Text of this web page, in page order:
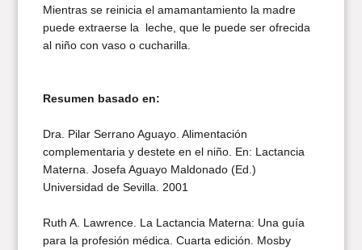
Mientras se reinicia el amamantamiento la madre
puede extraerse la leche, que le puede ser ofrecida
al niño con vaso o cucharilla.
Resumen basado en:
Dra. Pilar Serrano Aguayo. Alimentación
complementaria y destete en el niño. En: Lactancia
Materna. Josefa Aguayo Maldonado (Ed.)
Universidad de Sevilla. 2001
Ruth A. Lawrence. La Lactancia Materna: Una guía
para la profesión médica. Cuarta edición. Mosby